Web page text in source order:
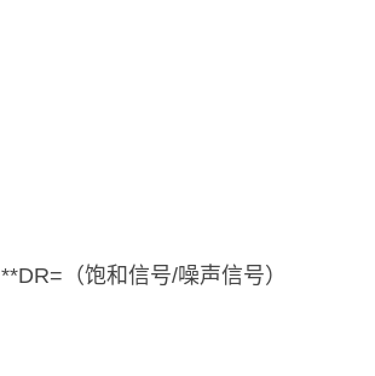
**DR=（饱和信号/噪声信号）